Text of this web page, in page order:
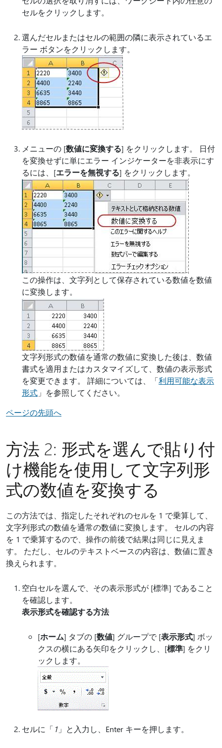
セルをクリックします。
選んだセルまたはセルの範囲の隣に表示されているエ
ラー ボタンをクリックします。
メニューの [数値に変換する] をクリックします。 日付
を変換せずに単にエラー インジケーターを非表示にす
るには、[エラーを無視する] をクリックします。
この操作は、文字列として保存されている数値を数値
に変換します。
文字列形式の数値を通常の数値に変換した後は、数値
書式を適用またはカスタマイズして、数値の表示形式
を変更できます。 詳細については、「利用可能な表示
形式 」を参照してください。
ページの先頭へ
方法 2: 形式を選んで貼り付
け機能を使用して文字列形
式の数値を変換する
この方法では、指定したそれぞれのセルを 1 で乗算して、
文字列形式の数値を通常の数値に変換します。 セルの内容
を 1 で乗算するので、操作の前後で結果は同じに見えま
す。 ただし、セルのテキストベースの内容は、数値に置き
換えられます。
空白セルを選んで、その表示形式が [標準] であること
を確認します。
表示形式を確認する方法
[ホーム] タブの [数値] グループで [表示形式] ボッ
クスの横にある矢印をクリックし、[標準] をクリ
ックします。
セルに「 1 」と入力し、Enter キーを押します。